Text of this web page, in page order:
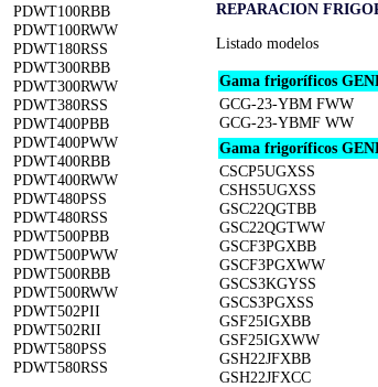
PDWT100RBB
PDWT100RWW
PDWT180RSS
PDWT300RBB
PDWT300RWW
PDWT380RSS
PDWT400PBB
PDWT400PWW
PDWT400RBB
PDWT400RWW
PDWT480PSS
PDWT480RSS
PDWT500PBB
PDWT500PWW
PDWT500RBB
PDWT500RWW
PDWT502PII
PDWT502RII
PDWT580PSS
PDWT580RSS
REPARACION
Listado modelos
Gama frigoríficos
GCG-23-YBM FWW
GCG-23-YBMF WW
Gama frigoríficos
CSCP5UGXSS
CSHS5UGXSS
GSC22QGTBB
GSC22QGTWW
GSCF3PGXBB
GSCF3PGXWW
GSCS3KGYSS
GSCS3PGXSS
GSF25IGXBB
GSF25IGXWW
GSH22JFXBB
GSH22JFXCC